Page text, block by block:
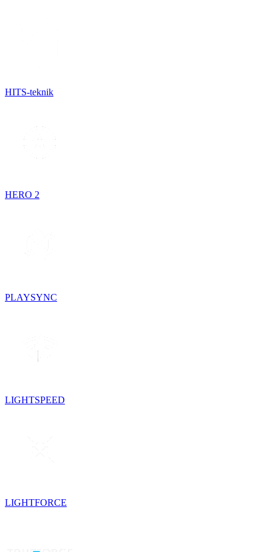
HITS-teknik
HERO 2
PLAYSYNC
LIGHTSPEED
LIGHTFORCE